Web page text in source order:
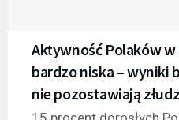
Aktywność Polaków
bardzo niska – wyniki
nie pozostawiają